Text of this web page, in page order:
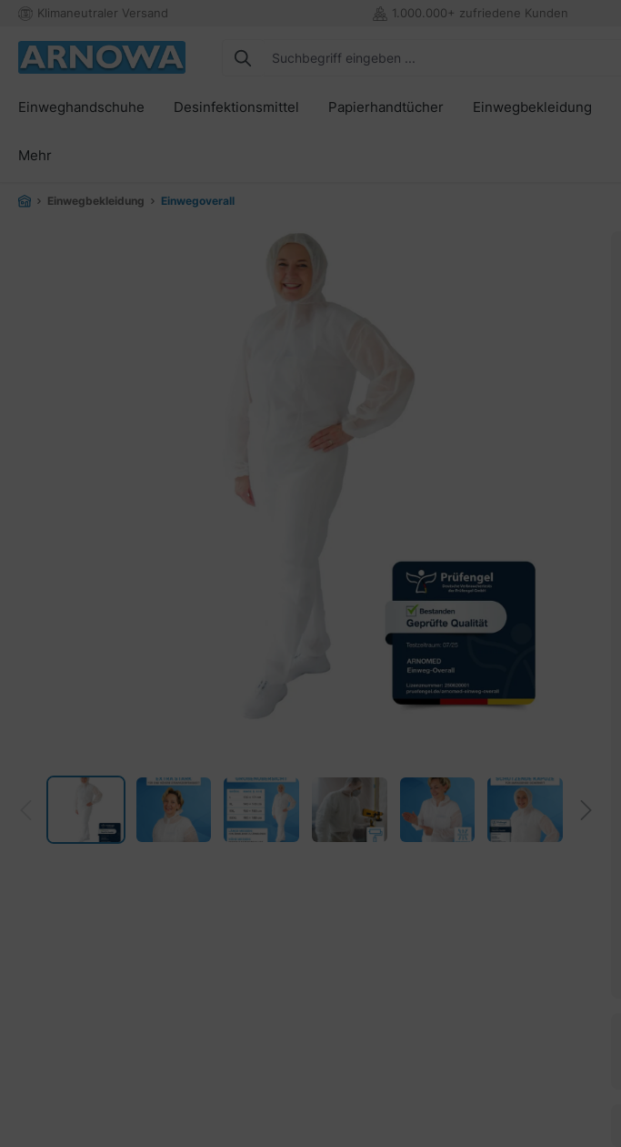
Zur Hauptnavigation springen
Klimaneutraler Versand 1.000.000+ zufriedene Kunden
Einweghandschuhe Desinfektionsmittel Papierhandtücher Einwegbekleidung
Mehr
Einwegbekleidung Einwegoverall